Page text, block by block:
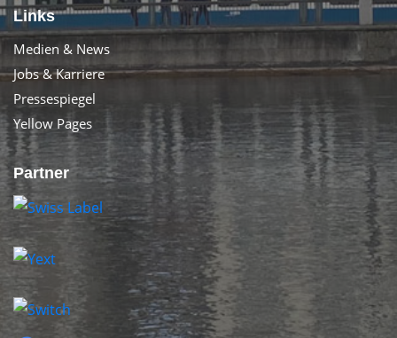
Links
Medien & News
Jobs & Karriere
Pressespiegel
Yellow Pages
Partner